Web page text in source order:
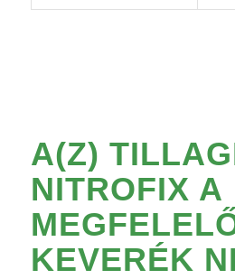
A(Z)
NITROFIX A
KEVERÉK